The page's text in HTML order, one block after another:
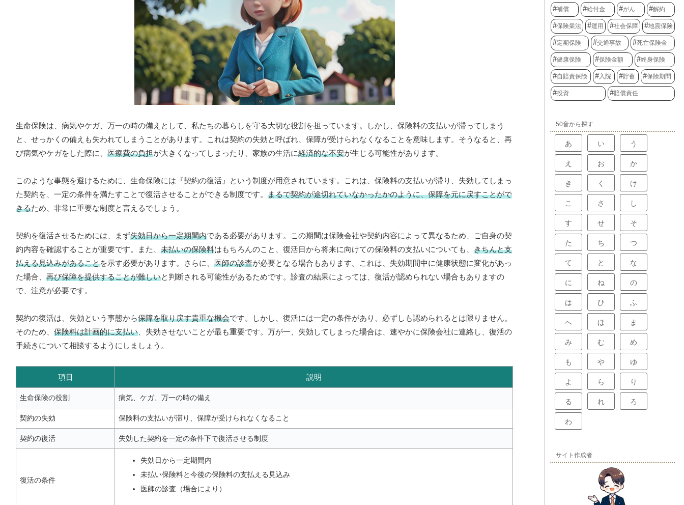
生命保険は、病気やケガ、万一の時の備えとして、私たちの暮らしを守る大切な役割を担っています。しかし、保険料の支払いが滞ってしまう
と、せっかくの備えも失われてしまうことがあります。これは契約の失効と呼ばれ、保障が受けられなくなることを意味します。そうなると、再
び病気やケガをした際に、 医療費の負担が大きくなってしまったり、家族の生活に経済的な不安が生じる可能性があります。
このような事態を避けるために、生命保険には『契約の復活』という制度が用意されています。これは、保険料の支払いが滞り、失効してしまっ
た契約を、一定の条件を満たすことで復活させることができる制度です。 まるで契約が途切れていなかったかのように、保障を元に戻すことがで
きるため、非常に重要な制度と言えるでしょう。
契約を復活させるためには、まず失効日から一定期間内である必要があります。この期間は保険会社や契約内容によって異なるため、ご自身の契
約内容を確認することが重要です。また、 未払いの保険料はもちろんのこと、復活日から将来に向けての保険料の支払いについても、 きちんと支
払える見込みがあることを示す必要があります。さらに、 医師の診査が必要となる場合もあります。これは、失効期間中に健康状態に変化があっ
た場合、 再び保障を提供することが難しいと判断される可能性があるためです。診査の結果によっては、復活が認められない場合もありますの
で、注意が必要です。
契約の復活は、失効という事態から保障を取り戻す貴重な機会です。しかし、復活には一定の条件があり、必ずしも認められるとは限りません。
そのため、 保険料は計画的に支払い 、失効させないことが最も重要です。万が一、失効してしまった場合は、速やかに保険会社に連絡し、復活の
手続きについて相談するようにしましょう。
項目 説明
生命保険の役割 病気、ケガ、万一の時の備え
契約の失効 保険料の支払いが滞り、保障が受けられなくなること
契約の復活 失効した契約を一定の条件下で復活させる制度
復活の条件
失効日から一定期間内
未払い保険料と今後の保険料の支払える見込み
医師の診査（場合により）
補償 給付金 がん 解約
保険業法 運用 社会保障 地震保険
定期保険 交通事故 死亡保険金
健康保険 保険金額 終身保険
自賠責保険 入院 貯蓄 保険期間
投資 賠償責任
50音から探す
あ い う
え お か
き く け
こ さ し
す せ そ
た ち つ
て と な
に ね の
は ひ ふ
へ ほ ま
み む め
も や ゆ
よ ら り
る れ ろ
わ
サイト作成者